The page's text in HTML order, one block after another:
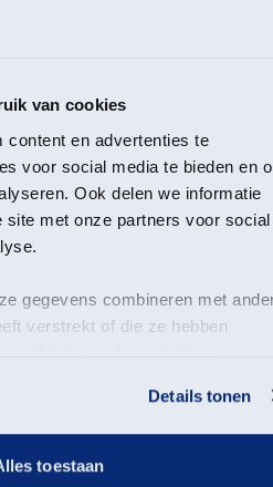
van cookies
content en advertenties te
voor social media te bieden en
Ook delen we informatie
met onze partners voor social
gegevens combineren met
verstrekt of die ze hebben
Details tonen
toestaan